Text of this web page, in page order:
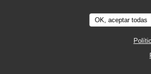
OK, aceptar todas